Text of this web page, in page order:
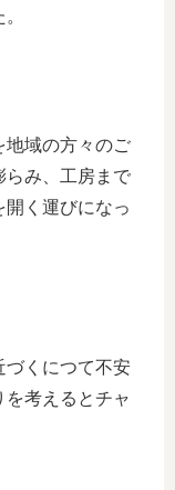
地域の方々のご
らみ、工房まで
く運びになっ
づくにつて不安
考えるとチャ